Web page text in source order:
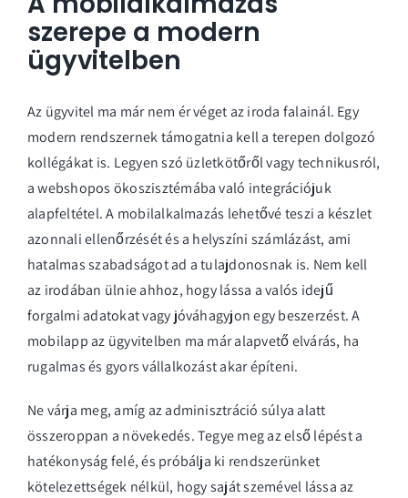
szerepe a modern
ügyvitelben
Az ügyvitel ma már nem ér véget az iroda falainál. Egy
modern rendszernek támogatnia kell a terepen dolgozó
kollégákat is. Legyen szó üzletkötőről vagy technikusról,
a webshopos ökoszisztémába való integrációjuk
alapfeltétel. A mobilalkalmazás lehetővé teszi a készlet
azonnali ellenőrzését és a helyszíni számlázást, ami
hatalmas szabadságot ad a tulajdonosnak is. Nem kell
az irodában ülnie ahhoz, hogy lássa a valós idejű
forgalmi adatokat vagy jóváhagyjon egy beszerzést. A
mobilapp az ügyvitelben ma már alapvető elvárás, ha
rugalmas és gyors vállalkozást akar építeni.
Ne várja meg, amíg az adminisztráció súlya alatt
összeroppan a növekedés. Tegye meg az első lépést a
hatékonyság felé, és próbálja ki rendszerünket
kötelezettségek nélkül, hogy saját szemével lássa az